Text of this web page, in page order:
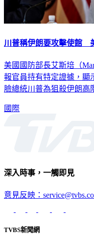
川普稱伊朗要攻擊使館
美國國防部長艾斯培（
報官員持有特定證據，顯
臉總統川普為狙殺伊朗高
國際
深入時事，一觸即見
意見反映：
TVBS新聞網